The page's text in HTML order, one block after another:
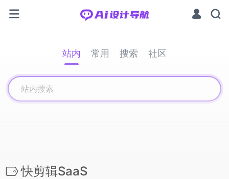
站内 常用 搜索 社区
快剪辑SaaS